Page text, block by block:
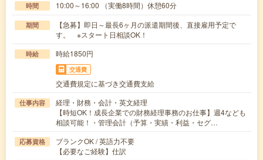
時間 10:00～16:00 （実働8時間）休憩60分
期間
【急募】即日～最長6ヶ月の派遣期間後、直接雇用予定で
す。 ※スタート日相談OK！
時給 時給1850円
交通費
交通費規定に基づき交通費支給
仕事内容
経理・財務・会計・英文経理
【時短OK！成長企業での財務経理事務のお仕事】週4なども
相談可能！・管理会計（予算・実績・利益・セグ…
応募資格
ブランクOK / 英語力不要
【必要なご経験】仕訳